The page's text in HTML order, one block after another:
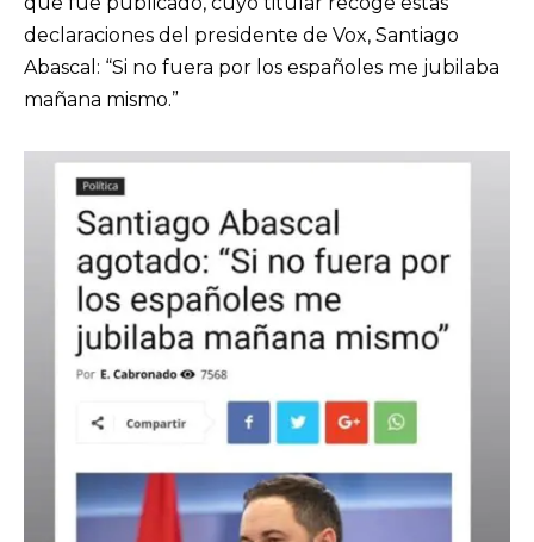
declaraciones del presidente de Vox, Santiago
Abascal: “Si no fuera por los españoles me jubilaba
mañana mismo.”